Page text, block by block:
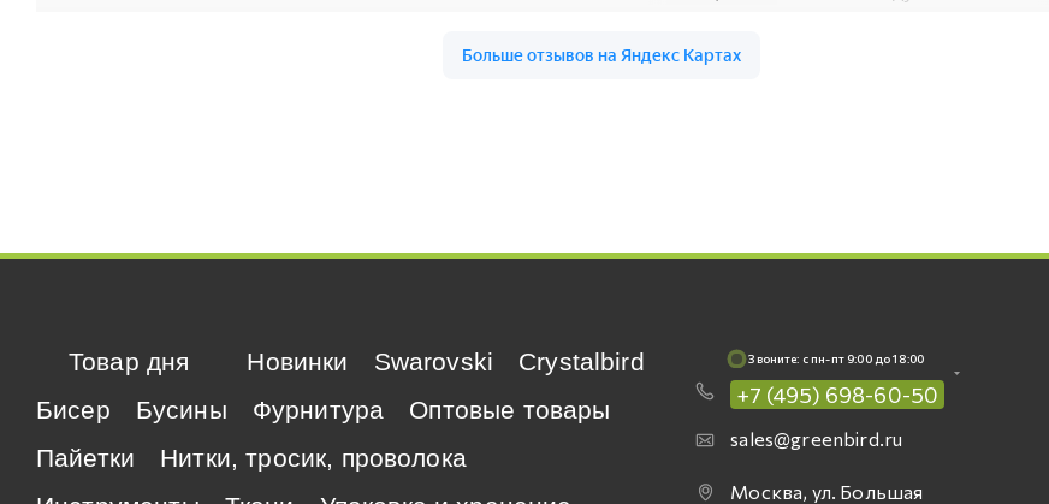
Товар дня Новинки Swarovski
Crystalbird
Бисер
Бусины Фурнитура
Оптовые товары
Пайетки
Нитки, тросик, проволока
Звоните: c пн-пт 9:00 до 18:00
+7 (495) 698-60-50
sales@greenbird.ru
Москва, ул. Большая